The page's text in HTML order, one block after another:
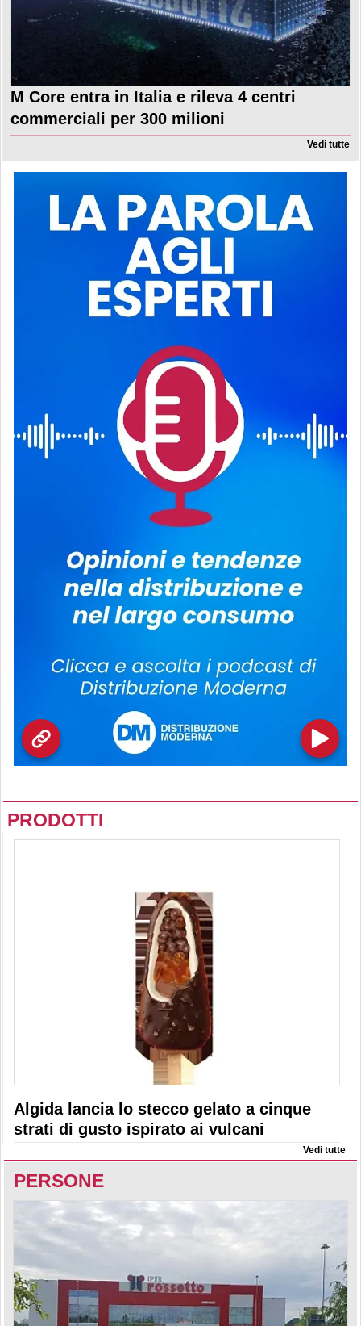
M Core entra in Italia e rileva 4 centri
commerciali per 300 milioni
Vedi tutte
PRODOTTI
Algida lancia lo stecco gelato a cinque
strati di gusto ispirato ai vulcani
Vedi tutte
PERSONE